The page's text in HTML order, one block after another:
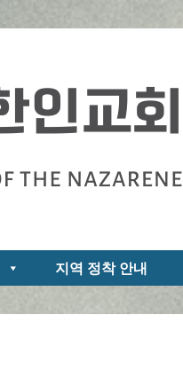
지역 정착 안내